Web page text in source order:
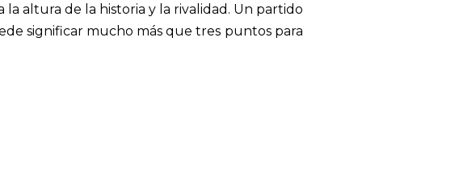
altura de la historia y la rivalidad. Un partido
significar mucho más que tres puntos para